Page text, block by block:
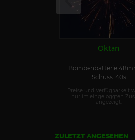
Oktan
Bombenbatterie
Schuss, 40s
Preise und Verfügbarkeit
nur im eingeloggten
angezeigt.
ZULETZT ANGESEHEN